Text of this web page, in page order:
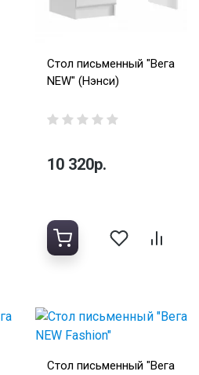
Стол письменный "Вега
NEW" (Нэнси)
10 320р.
Стол письменный "Вега